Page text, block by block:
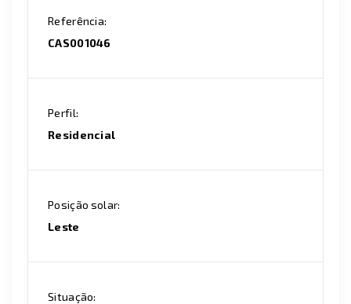
Referência:
CAS001046
Perfil:
Residencial
Posição solar:
Leste
Situação: